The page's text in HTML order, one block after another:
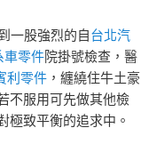
一股強烈的自台北汽
車零件院掛號檢查，醫
利零件，纏繞住牛土豪
不服用可先做其他檢
極致平衡的追求中。